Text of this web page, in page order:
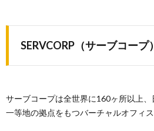
SERVCORP（サーブコープ）
サーブコープは全世界に160ヶ所以上
一等地の拠点をもつバーチャルオフィス